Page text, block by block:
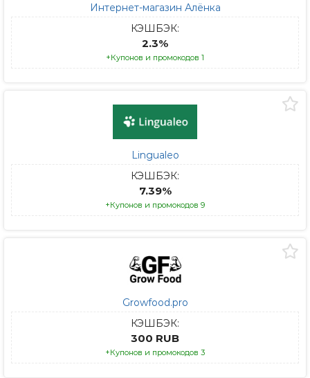
Интернет-магазин Алёнка
КЭШБЭК:
2.3%
+Купонов и промокодов 1
Lingualeo
КЭШБЭК:
7.39%
+Купонов и промокодов 9
Growfood.pro
КЭШБЭК:
300 RUB
+Купонов и промокодов 3